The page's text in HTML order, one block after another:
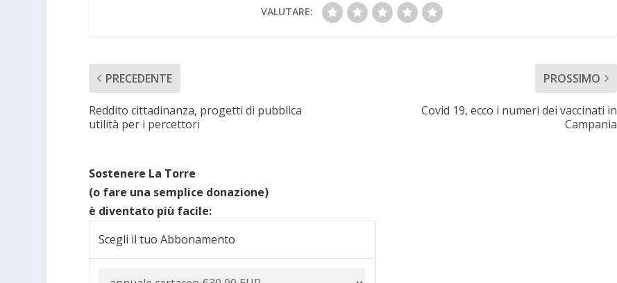
VALUTARE:
PRECEDENTE
Reddito cittadinanza, progetti di pubblica
utilità per i percettori
PROSSIMO
Covid 19, ecco i numeri dei vaccinati in
Campania
Sostenere La Torre
(o fare una semplice donazione)
è diventato più facile:
Scegli il tuo Abbonamento